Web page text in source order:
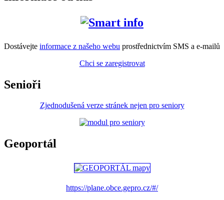
Dostávejte informace z našeho webu prostřednictvím SMS a e-mailů
Chci se zaregistrovat
Senioři
Zjednodušená verze stránek nejen pro seniory
Geoportál
https://plane.obce.gepro.cz/#/